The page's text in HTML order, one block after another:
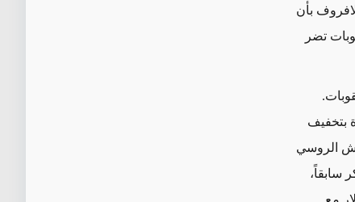
بأن
تضر
بتخفيف
الروسي
سابقاً،
بقيمة 800 مليون دولار مع